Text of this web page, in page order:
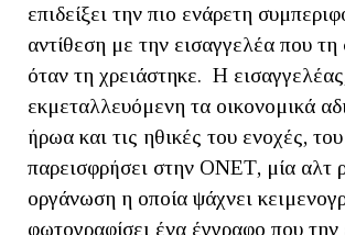
επιδείξει την πιο ενάρετη
αντίθεση με την εισαγγελέα που τη
όταν τη χρειάστηκε. Η
εκμεταλλευόμενη τα οικονομικά
ήρωα και τις ηθικές του ενοχές,
παρεισφρήσει στην ΟΝΕΤ, μία αλτ
οργάνωση η οποία ψάχνει
φωτογραφίσει ένα έγγραφο που την